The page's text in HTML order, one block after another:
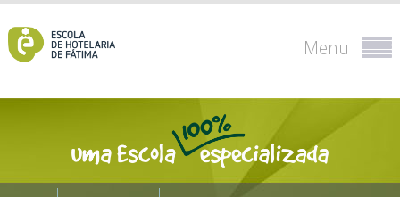
Menu